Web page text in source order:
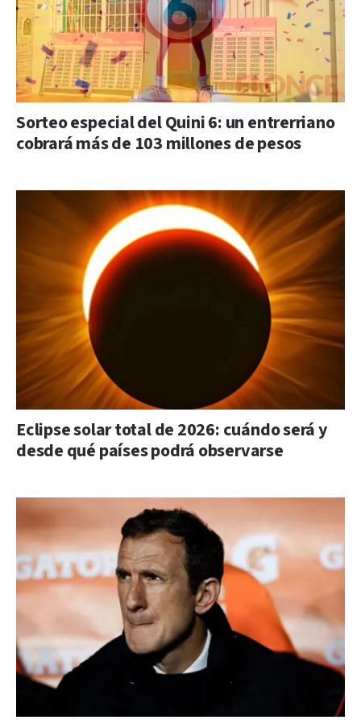
Sorteo especial del Quini 6: un entrerriano
cobrará más de 103 millones de pesos
Eclipse solar total de 2026: cuándo será y
desde qué países podrá observarse